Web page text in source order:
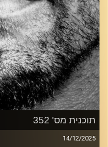
תוכנית מס' 352
14/12/2025